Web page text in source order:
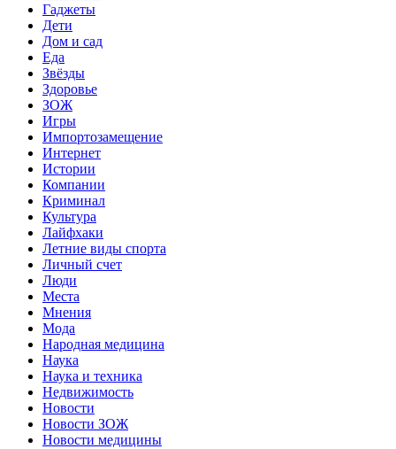
Гаджеты
Дети
Дом и сад
Еда
Звёзды
Здоровье
ЗОЖ
Игры
Импортозамещение
Интернет
Истории
Компании
Криминал
Культура
Лайфхаки
Летние виды спорта
Личный счет
Люди
Места
Мнения
Мода
Народная медицина
Наука
Наука и техника
Недвижимость
Новости
Новости ЗОЖ
Новости медицины